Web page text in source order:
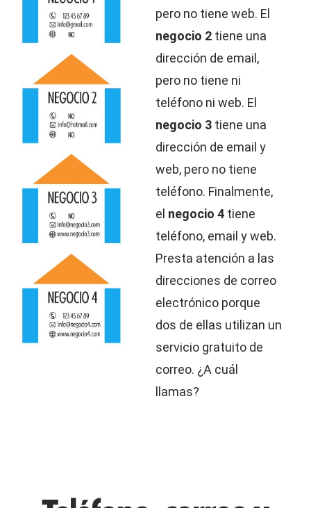
pero no tiene web. El
negocio 2 tiene una
dirección de email,
pero no tiene ni
teléfono ni web. El
negocio 3 tiene una
dirección de email y
web, pero no tiene
teléfono. Finalmente,
el negocio 4 tiene
teléfono, email y web.
Presta atención a las
direcciones de correo
electrónico porque
dos de ellas utilizan un
servicio gratuito de
correo. ¿A cuál
llamas?